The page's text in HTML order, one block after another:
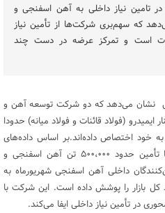
تامین نیاز داخلی به آهن اسفنجی و
۱۴۰۴ نشان می‌دهد که سهم‌بری شرکت‌ها از تأمین نیاز
است و تمرکز عرضه در دست چند
نشان می‌دهد که دو شرکت توسعه آهن و
(فولاد قائنات و فولاد میانه) حدودا
به خود اختصاص داده‌اند.بر اساس داده‌های
موجود، توسعه آهن و فولاد گل‌گهر با تأمین حدود ۵۰۰،۰۰۰ تن آهن اسفنجی و
داخلی آهن اسفنجی شهریورماه به
داده و بیش از ۳۵ درصد کل بازار را پوشش داده است. این شرکت با
در تأمین نیاز داخلی ایفا می‌کند.